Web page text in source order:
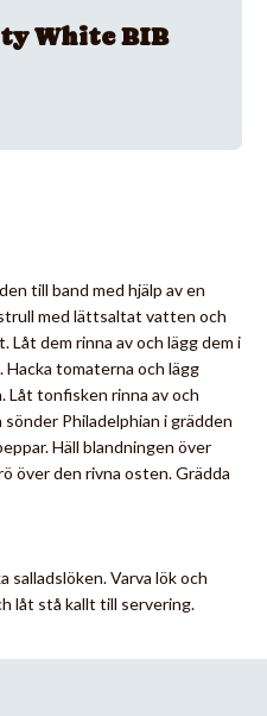
White BIB
till band med hjälp av en
med lättsaltat vatten och
Låt dem rinna av och lägg dem i
Hacka tomaterna och lägg
Låt tonfisken rinna av och
Philadelphian i grädden
Häll blandningen över
över den rivna osten. Grädda
salladslöken. Varva lök och
låt stå kallt till servering.